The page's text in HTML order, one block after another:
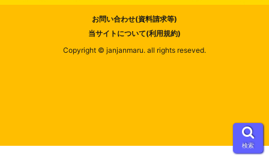
お問い合わせ(資料請求等)
当サイトについて(利用規約)
Copyright © janjanmaru. all rights reseved.
検索